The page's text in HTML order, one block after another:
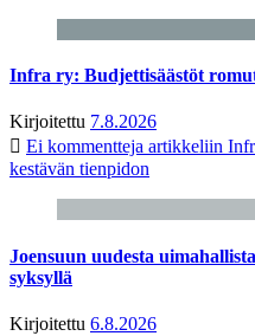
Infra ry: Budjettisäästöt
Kirjoitettu 7.8.2026
Ei kommentteja artikkeliin
kestävän tienpidon
Joensuun uudesta
syksyllä
Kirjoitettu 6.8.2026